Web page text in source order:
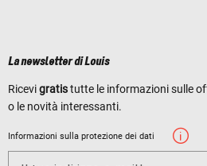
La newsletter di Louis
Ricevigratistutte le informazioni sulle
o le novità interessanti.
Informazioni sulla protezione dei dati